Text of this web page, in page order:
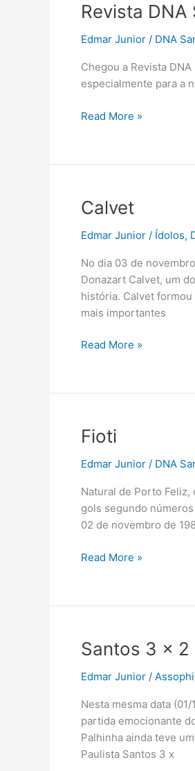
Revista
Edmar Junior / DNA
Chegou a Revista
especialmente para a
Revista
Read More »
Calvet
Edmar Junior / Ídolos,
No dia 03 de
Donazart Calvet, um
história. Calvet
mais importantes
Calvet
Read More »
Fioti
Edmar Junior / DNA
Natural de Porto Feliz,
gols segundo
02 de novembro de
Fioti
Read More »
Santos 3 x 2
Edmar Junior /
Nesta mesma data
partida emocionante
Palhinha ainda teve
Paulista Santos 3 x